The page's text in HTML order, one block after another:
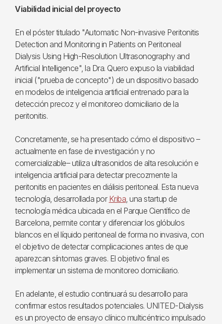
Viabilidad inicial del proyecto
En el póster titulado "Automatic Non-invasive Peritonitis
Detection and Monitoring in Patients on Peritoneal
Dialysis Using High-Resolution Ultrasonography and
Artificial Intelligence", la Dra. Quero expuso la viabilidad
inicial ("prueba de concepto") de un dispositivo basado
en modelos de inteligencia artificial entrenado para la
detección precoz y el monitoreo domiciliario de la
peritonitis.
Concretamente, se ha presentado cómo el dispositivo –
actualmente en fase de investigación y no
comercializable– utiliza ultrasonidos de alta resolución e
inteligencia artificial para detectar precozmente la
peritonitis en pacientes en diálisis peritoneal. Esta nueva
tecnología, desarrollada por Kriba, una startup de
tecnología médica ubicada en el Parque Científico de
Barcelona, permite contar y diferenciar los glóbulos
blancos en el líquido peritoneal de forma no invasiva, con
el objetivo de detectar complicaciones antes de que
aparezcan síntomas graves. El objetivo final es
implementar un sistema de monitoreo domiciliario.
En adelante, el estudio continuará su desarrollo para
confirmar estos resultados potenciales. UNITED-Dialysis
es un proyecto de ensayo clínico multicéntrico impulsado